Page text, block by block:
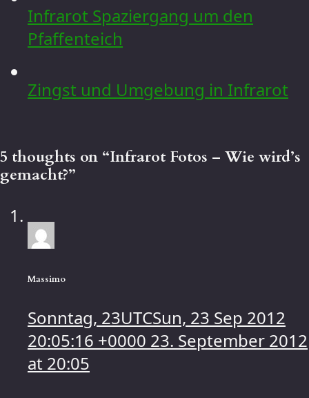
Infrarot Spaziergang um den
Pfaffenteich
Zingst und Umgebung in Infrarot
5 thoughts on “Infrarot Fotos – Wie wird’s
gemacht?”
Massimo
Sonntag, 23UTCSun, 23 Sep 2012
20:05:16 +0000 23. September 2012
at 20:05